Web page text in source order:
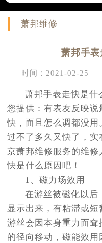
2026年6月北京市萧
2026年6月萧邦售后
节假日正常营业！
萧邦维修
萧邦手表
时间：2021-02-25
萧邦手表走快是什
您提供：有表友反映
快，而且怎么调都没用
过不了多久又快了，
京萧邦维修服务的维
快是什么原因吧！
1、磁力场效用
在游丝被磁化以后
显示出来，有粘滞或短
游丝会因本身重力而耷
的径向移动，磁能效用